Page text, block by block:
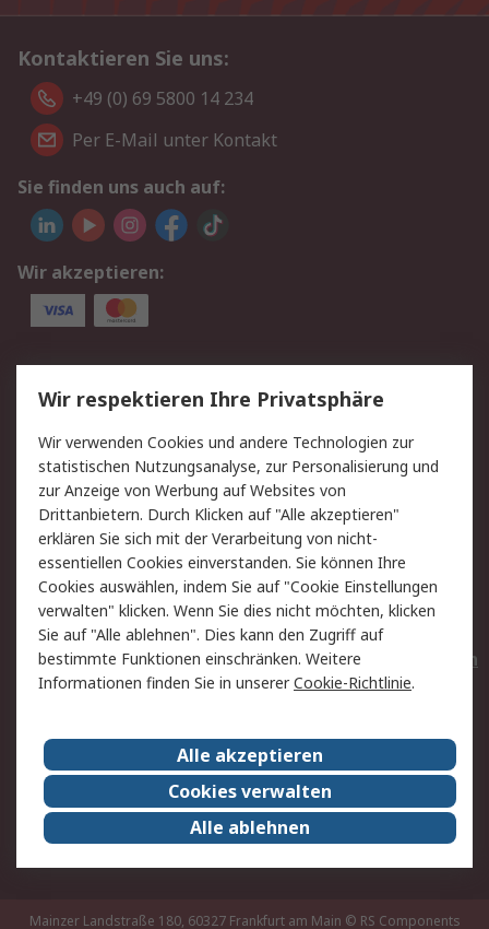
Kontaktieren Sie uns:
+49 (0) 69 5800 14 234
Per E-Mail unter Kontakt
Sie finden uns auch auf:
Wir akzeptieren:
Service
Value Added Services
Lieferlösungen
Rücksendungen
Kontakt
Hilfe
Privatkunden
Rechtliches
AGB
Datenschutz
Cookie-Richtlinie
Zahlungsbedingungen
Copyright/Impressum
Entsorgung
Elektrogeräte/Batterien
RS weltweit
Karriere bei RS
Nachhaltigkeit
Qualität/Umwelt/ZertifikatePresse-Center
Event-Center
Mainzer Landstraße 180, 60327 Frankfurt am Main © RS Components
Wir respektieren Ihre Privatsphäre
Wir verwenden Cookies und andere Technologien zur
statistischen Nutzungsanalyse, zur Personalisierung und
zur Anzeige von Werbung auf Websites von
Drittanbietern. Durch Klicken auf "Alle akzeptieren"
erklären Sie sich mit der Verarbeitung von nicht-
essentiellen Cookies einverstanden. Sie können Ihre
Cookies auswählen, indem Sie auf "Cookie Einstellungen
verwalten" klicken. Wenn Sie dies nicht möchten, klicken
Sie auf "Alle ablehnen". Dies kann den Zugriff auf
bestimmte Funktionen einschränken. Weitere
Informationen finden Sie in unsererCookie-Richtlinie.
Alle akzeptieren
Cookies verwalten
Alle ablehnen